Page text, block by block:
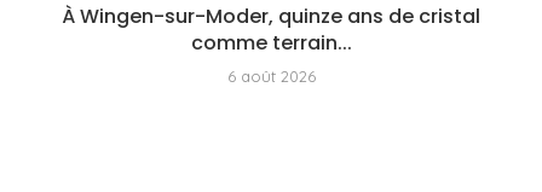
À Wingen-sur-Moder, quinze ans de cristal
comme terrain...
6 août 2026